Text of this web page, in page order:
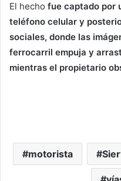
El hecho fue captado por
teléfono celular y
sociales, donde las
ferrocarril empuja y
mientras el propietario
motorista